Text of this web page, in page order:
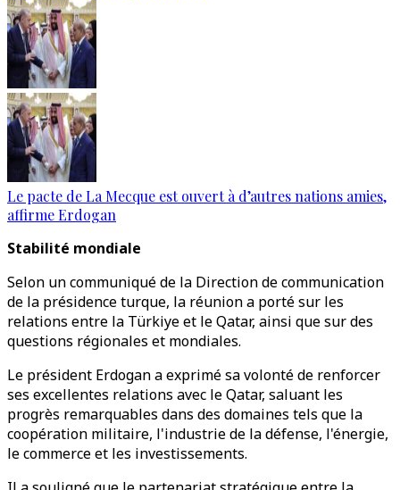
Le pacte de La Mecque est ouvert à d’autres nations amies,
affirme Erdogan
Stabilité mondiale
Selon un communiqué de la Direction de communication
de la présidence turque, la réunion a porté sur les
relations entre la Türkiye et le Qatar, ainsi que sur des
questions régionales et mondiales.
Le président Erdogan a exprimé sa volonté de renforcer
ses excellentes relations avec le Qatar, saluant les
progrès remarquables dans des domaines tels que la
coopération militaire, l'industrie de la défense, l'énergie,
le commerce et les investissements.